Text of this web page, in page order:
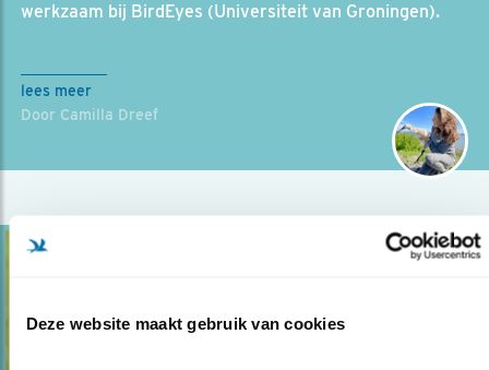
Deze website maakt gebruik van cookies
werkzaam bij BirdEyes (Universiteit van Groningen).
lees meer
Door Camilla Dreef